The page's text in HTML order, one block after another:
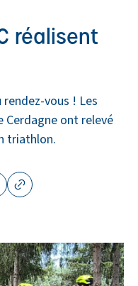
réalisent
vous ! Les
ont relevé
triathlon.
fenêtre)fenêtre)
fenêtre)
(nouvelle fenêtre)
Copier le lien